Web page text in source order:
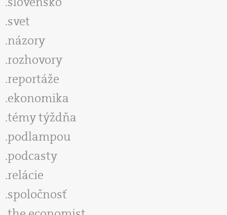
svet
názory
rozhovory
reportáže
ekonomika
témy týždňa
podlampou
podcasty
relácie
spoločnosť